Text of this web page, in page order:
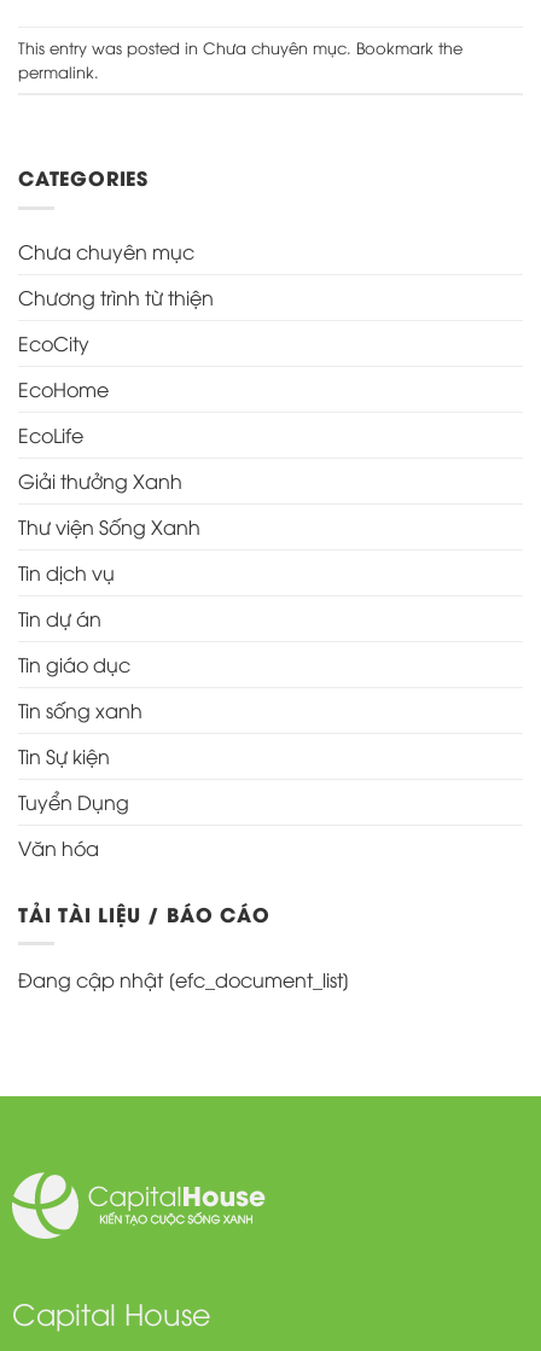
This entry was posted in Chưa chuyên mục. Bookmark the
permalink.
CATEGORIES
Chưa chuyên mục
Chương trình từ thiện
EcoCity
EcoHome
EcoLife
Giải thưởng Xanh
Thư viện Sống Xanh
Tin dịch vụ
Tin dự án
Tin giáo dục
Tin sống xanh
Tin Sự kiện
Tuyển Dụng
Văn hóa
TẢI TÀI LIỆU / BÁO CÁO
Đang cập nhật [efc_document_list]
Capital House